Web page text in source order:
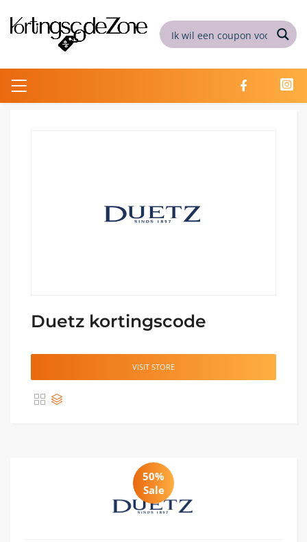
Duetz kortingscode
VISIT STORE
50%
Sale